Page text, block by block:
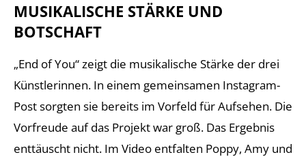
MUSIKALISCHE STÄRKE UND
BOTSCHAFT
„End of You“ zeigt die musikalische Stärke der drei
Künstlerinnen. In einem gemeinsamen Instagram-
Post sorgten sie bereits im Vorfeld für Aufsehen. Die
Vorfreude auf das Projekt war groß. Das Ergebnis
enttäuscht nicht. Im Video entfalten Poppy, Amy und